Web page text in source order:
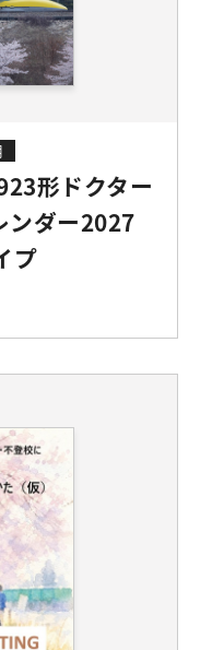
形ドクター
ンダー2027
プ